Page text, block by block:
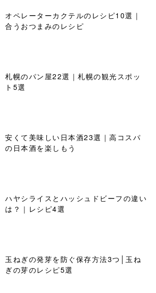
オペレーターカクテルのレシピ10選｜
合うおつまみのレシピ
札幌のパン屋22選｜札幌の観光スポッ
ト5選
安くて美味しい日本酒23選｜高コスパ
の日本酒を楽しもう
ハヤシライスとハッシュドビーフの違い
は？｜レシピ4選
玉ねぎの発芽を防ぐ保存方法3つ│玉ね
ぎの芽のレシピ5選